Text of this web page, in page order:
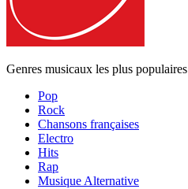
Genres musicaux les plus populaires
Pop
Rock
Chansons françaises
Electro
Hits
Rap
Musique Alternative